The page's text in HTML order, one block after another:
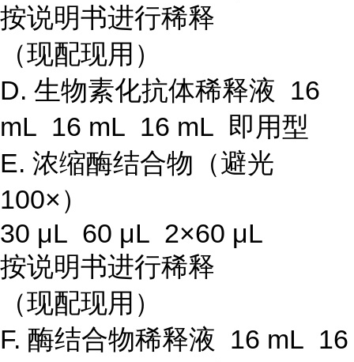
按说明书进行稀释
（现配现用）
D. 生物素化抗体稀释液 16
mL 16 mL 16 mL 即用型
E. 浓缩酶结合物（避光
100×）
30 μL 60 μL 2×60 μL
按说明书进行稀释
（现配现用）
F. 酶结合物稀释液 16 mL 16